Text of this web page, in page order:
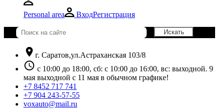
Personal area ВходРегистрация
location_on г. Саратов,ул.Астраханская 103/8
schedule с 10:00 до 18:00, сб: с 10:00 до 16:00, вс: выходной. 9
мая выходной с 11 мая в обычном графике!
+7 8452 717 741
+7 904 243-57-55
voxauto@mail.ru